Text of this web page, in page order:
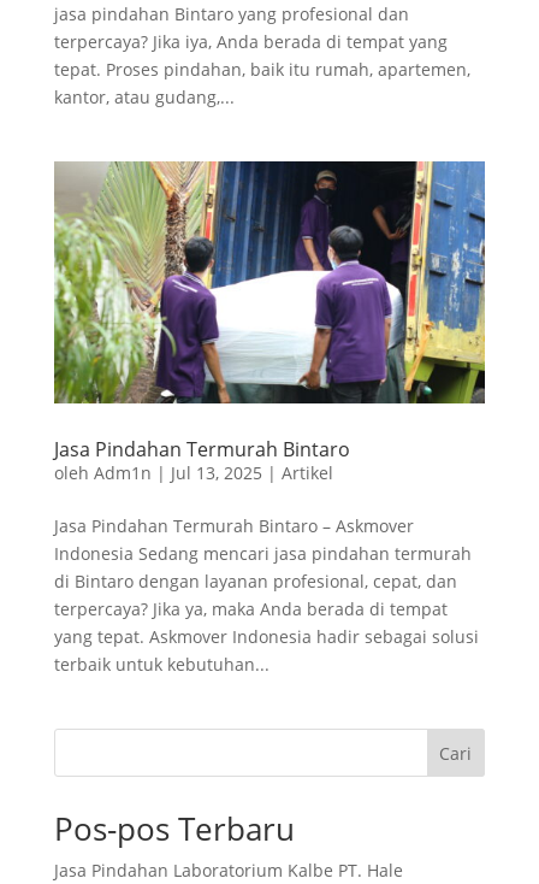
jasa pindahan Bintaro yang profesional dan
terpercaya? Jika iya, Anda berada di tempat yang
tepat. Proses pindahan, baik itu rumah, apartemen,
kantor, atau gudang,...
Jasa Pindahan Termurah Bintaro
oleh Adm1n | Jul 13, 2025 | Artikel
Jasa Pindahan Termurah Bintaro – Askmover
Indonesia Sedang mencari jasa pindahan termurah
di Bintaro dengan layanan profesional, cepat, dan
terpercaya? Jika ya, maka Anda berada di tempat
yang tepat. Askmover Indonesia hadir sebagai solusi
terbaik untuk kebutuhan...
Cari
Pos-pos Terbaru
Jasa Pindahan Laboratorium Kalbe PT. Hale